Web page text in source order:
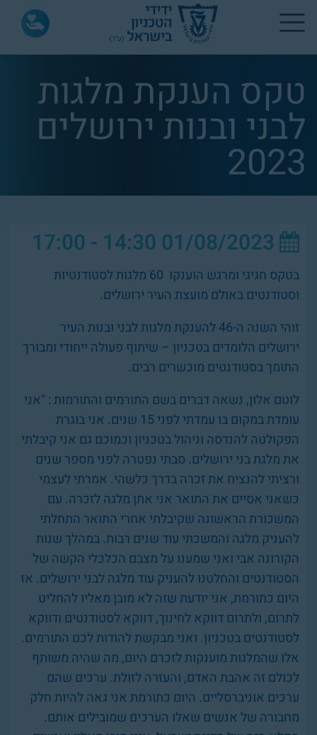
טקס הענקת מלגות
לבני ובנות ירושלים
2023
01/08/2023
14:30 - 17:00
בטקס חגיגי ומרגש הוענקו 60 מלגות לסטודנטיות
וסטודנטים באולם מועצת העיר ירושלים.
זוהי השנה ה-46 להענקת מלגות לבני ובנות העיר
ירושלים הלומדים בטכניון – שיתוף פעולה ייחודי ומבורך
התומך בסטודנטים מוכשרים רבים.
לוטם אלון, נשאה דברים בשם התורמים והתורמות : "אני
עומדת במקום בו עמדתי לפני 15 שנים. אני בוגרת
הפקולטה להנדסה וניהול בטכניון וכמוכם גם אני קיבלתי
את מלגת בני ירושלים. סבתי נפטרה לפני מספר שנים
ורציתי להנציח את זכרה בדרך כלשהי. אמרתי לעצמי
כשאני אסיים את התואר אני אתן מלגה לזכרה. עם
המשכורת הראשונה שקיבלתי אחרי התואר התחלתי
להעניק מלגה והמשכתי עוד שנים רבות. במהלך שנות
הקורונה אבי ואני שמענו על מצבם הכלכלי הקשה של
הסטודנטים והחלטנו להעניק עוד מלגה לבני ירושלים. אז
היום כתורמת, אני יודעת שזה לא מובן מאליו להחליט
לתרום, ולתרום דווקא לחינוך, דווקא לסטודנטים ודווקא
לסטודנטים בטכניון. ואני מבקשת להודות לכם התורמים.
אלו שהמלגות מוענקות לזכרם היום, מה שהיה משותף
לכולם זה אהבת האדם, והעזרה לזולת. ערכים שהם
ערכים אוניברסליים. היום כתורמת אני גאה להיות חלק
מחבורה של אנשים שאלו הערכים שמובילים אותם.